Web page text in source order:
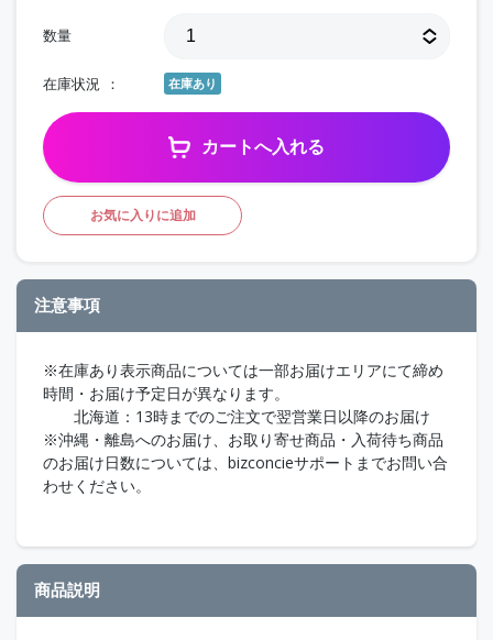
数量
在庫状況 在庫あり
カートへ入れる
お気に入りに追加
注意事項
※在庫あり表示商品については一部お届けエリアにて締め
時間・お届け予定日が異なります。
北海道：13時までのご注文で翌営業日以降のお届け
※沖縄・離島へのお届け、お取り寄せ商品・入荷待ち商品
のお届け日数については、bizconcieサポートまでお問い合
わせください。
商品説明